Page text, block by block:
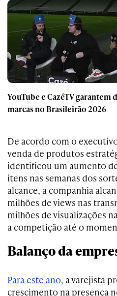
YouTube e CazéTV garantem
marcas no Brasileirão 2026
De acordo com o
venda de produtos
identificou um aumento
itens nas semanas dos
alcance, a companhia
milhões de views nas
milhões de visualizações
a competição até o
Balanço da
Para este ano, a varejista
crescimento na presença